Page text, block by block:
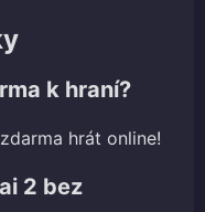
k hraní?
hrát online!
2 bez